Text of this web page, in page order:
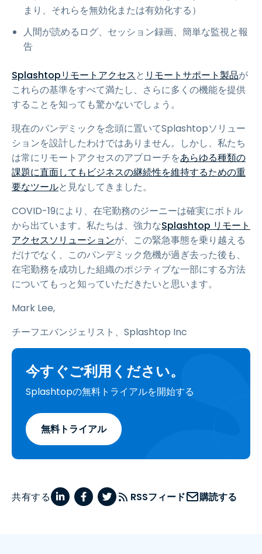
まり、それらを無効化または有効化する）
人間が読めるログ、セッション録画、簡単な監視と報
告
Splashtopリモートアクセスと リモートサポート製品が
これらの基準をすべて満たし、さらに多くの機能を提供
することを知っても驚かないでしょう。
現在のパンデミックを念頭に置いてSplashtopソリュー
ションを設計したわけではありません。しかし、私たち
は常にリモートアクセスのアプローチをあらゆる種類の
課題に直面してもビジネスの継続性を維持するための重
要なツールと見なしてきました。
COVID-19により、在宅勤務のジーニーは確実にボトル
から出ています。私たちは、強力なSplashtop リモート
アクセスソリューションが、この緊急事態を乗り越える
だけでなく、このパンデミック危機が過ぎ去った後も、
在宅勤務を成功した組織のポジティブな一部にする方法
についてもっと知っていただきたいと思います。
Mark Lee,
チーフエバンジェリスト、Splashtop Inc
今すぐご利用ください。
Splashtopの無料トライアルを開始する
無料トライアル
共有する RSSフィード 購読する